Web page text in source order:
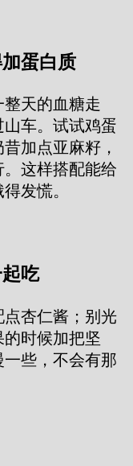
蛋白质
天的血糖走
车。试试鸡蛋
加点亚麻籽，
这样搭配能给
发慌。
吃
杏仁酱；别光
时候加把坚
些，不会有那